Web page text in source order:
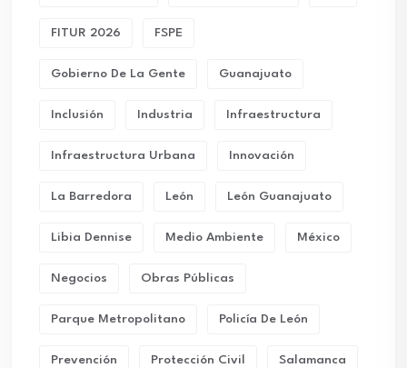
FITUR 2026 FSPE
Gobierno De La Gente Guanajuato
Inclusión Industria Infraestructura
Infraestructura Urbana Innovación
La Barredora León León Guanajuato
Libia Dennise Medio Ambiente México
Negocios Obras Públicas
Parque Metropolitano Policía De León
Prevención Protección Civil Salamanca